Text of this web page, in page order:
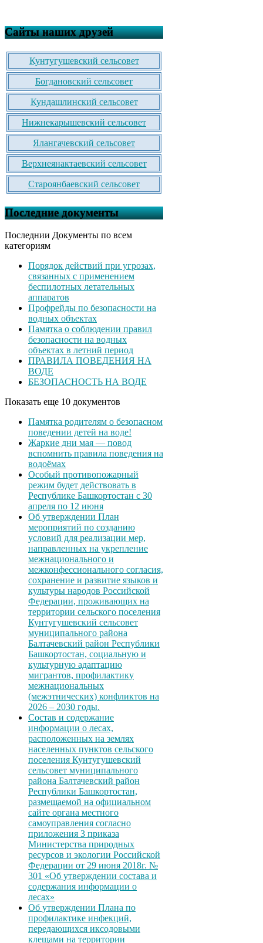
Сайты наших друзей
Кунтугушевский сельсовет
Богдановский сельсовет
Кундашлинский сельсовет
Нижнекарышевский сельсовет
Ялангачевский сельсовет
Верхнеянактаевский сельсовет
Староянбаевский сельсовет
Последние документы
Последнии Документы по всем
категориям
Порядок действий при угрозах,
связанных с применением
беспилотных летательных
аппаратов
Профрейды по безопасности на
водных объектах
Памятка о соблюдении правил
безопасности на водных
объектах в летний период
ПРАВИЛА ПОВЕДЕНИЯ НА
ВОДЕ
БЕЗОПАСНОСТЬ НА ВОДЕ
Показать еще 10 документов
Памятка родителям о безопасном
поведении детей на воде!
Жаркие дни мая — повод
вспомнить правила поведения на
водоёмах
Особый противопожарный
режим будет действовать в
Республике Башкортостан с 30
апреля по 12 июня
Об утверждении План
мероприятий по созданию
условий для реализации мер,
направленных на укрепление
межнационального и
межконфессионального согласия,
сохранение и развитие языков и
культуры народов Российской
Федерации, проживающих на
территории сельского поселения
Кунтугушевский сельсовет
муниципального района
Балтачевский район Республики
Башкортостан, социальную и
культурную адаптацию
мигрантов, профилактику
межнациональных
(межэтнических) конфликтов на
2026 – 2030 годы.
Состав и содержание
информации о лесах,
расположенных на землях
населенных пунктов сельского
поселения Кунтугушевский
сельсовет муниципального
района Балтачевский район
Республики Башкортостан,
размещаемой на официальном
сайте органа местного
самоуправления согласно
приложения 3 приказа
Министерства природных
ресурсов и экологии Российской
Федерации от 29 июня 2018г. №
301 «Об утверждении состава и
содержания информации о
лесах»
Об утверждении Плана по
профилактике инфекций,
передающихся иксодовыми
клещами на территории